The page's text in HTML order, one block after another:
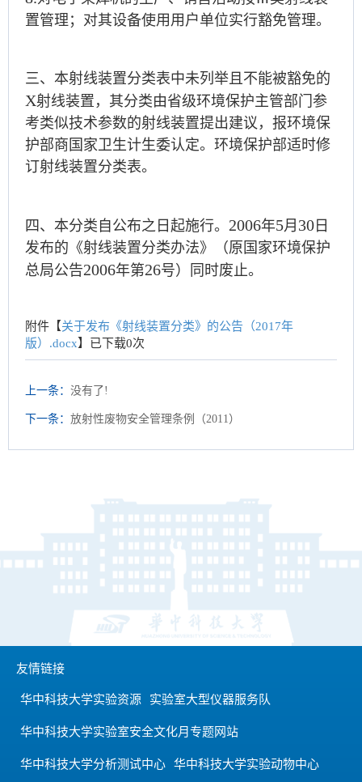
置管理；对其设备使用用户单位实行豁免管理。
三、本射线装置分类表中未列举且不能被豁免的
X射线装置，其分类由省级环境保护主管部门参
考类似技术参数的射线装置提出建议，报环境保
护部商国家卫生计生委认定。环境保护部适时修
订射线装置分类表。
四、本分类自公布之日起施行。 2006年5月 30 日
发布的《射线装置分类办法》（原国家环境保护
总局公告2006年第26号）同时废止。
附件【关于发布《射线装置分类》的公告（2017年
版）.docx】已下载0次
上一条： 没有了!
下一条： 放射性废物安全管理条例（2011）
友情链接
华中科技大学实验资源 实验室大型仪器服务队
华中科技大学实验室安全文化月专题网站
华中科技大学分析测试中心 华中科技大学实验动物中心